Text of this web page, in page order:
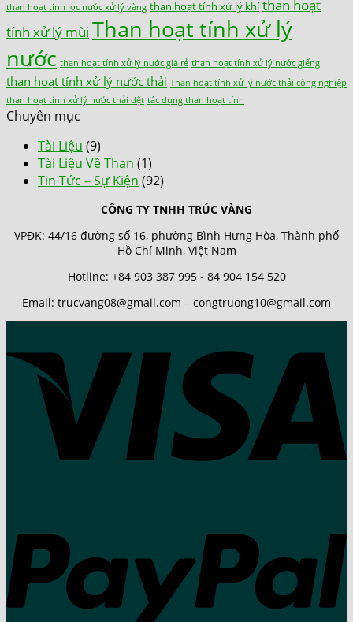
than hoạt tính lọc nước xử lý vàng than hoạt tính xử lý khí than hoạt
tính xử lý mùi Than hoạt tính xử lý
nước than hoạt tính xử lý nước giá rẻ than hoạt tính xử lý nước giếng
than hoạt tính xử lý nước thải Than hoạt tính xử lý nước thải công nghiệp
than hoạt tính xử lý nước thải dệt tác dụng than hoạt tính
Chuyên mục
Tài Liệu (9)
Tài Liệu Về Than (1)
Tin Tức – Sự Kiện (92)
CÔNG TY TNHH TRÚC VÀNG
VPĐK: 44/16 đường số 16, phường Bình Hưng Hòa, Thành phố
Hồ Chí Minh, Việt Nam
Hotline: +84 903 387 995 - 84 904 154 520
Email: trucvang08@gmail.com – congtruong10@gmail.com